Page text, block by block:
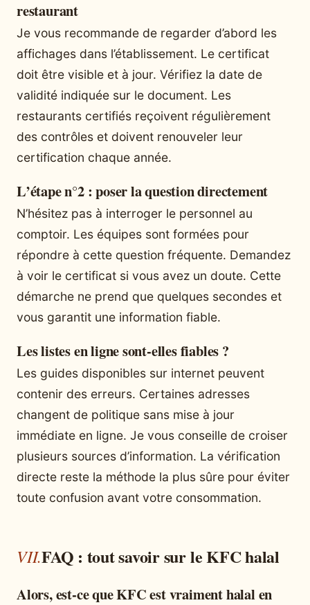
restaurant
Je vous recommande de regarder d’abord les
affichages dans l’établissement. Le certificat
doit être visible et à jour. Vérifiez la date de
validité indiquée sur le document. Les
restaurants certifiés reçoivent régulièrement
des contrôles et doivent renouveler leur
certification chaque année.
L’étape n°2 : poser la question directement
N’hésitez pas à interroger le personnel au
comptoir. Les équipes sont formées pour
répondre à cette question fréquente. Demandez
à voir le certificat si vous avez un doute. Cette
démarche ne prend que quelques secondes et
vous garantit une information fiable.
Les listes en ligne sont-elles fiables ?
Les guides disponibles sur internet peuvent
contenir des erreurs. Certaines adresses
changent de politique sans mise à jour
immédiate en ligne. Je vous conseille de croiser
plusieurs sources d’information. La vérification
directe reste la méthode la plus sûre pour éviter
toute confusion avant votre consommation.
FAQ : tout savoir sur le KFC halal
Alors, est-ce que KFC est vraiment halal en